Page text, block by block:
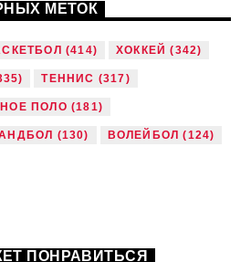
МЕТОК
(414) ХОККЕЙ (342)
ТЕННИС (317)
ПОЛО (181)
(130) ВОЛЕЙБОЛ (124)
ПОНРАВИТЬСЯ